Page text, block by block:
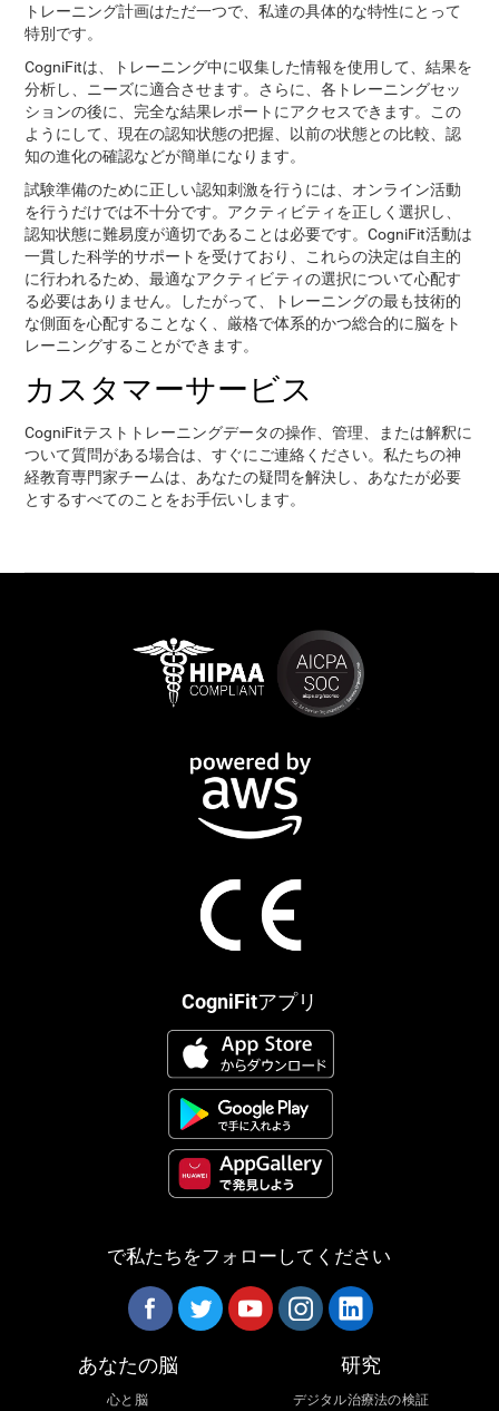
トレーニング計画はただ一つで、私達の具体的な特性にとって
特別です。
CogniFitは、トレーニング中に収集した情報を使用して、結果を
分析し、ニーズに適合させます。さらに、各トレーニングセッ
ションの後に、完全な結果レポートにアクセスできます。この
ようにして、現在の認知状態の把握、以前の状態との比較、認
知の進化の確認などが簡単になります。
試験準備のために正しい認知刺激を行うには、オンライン活動
を行うだけでは不十分です。アクティビティを正しく選択し、
認知状態に難易度が適切であることは必要です。CogniFit活動は
一貫した科学的サポートを受けており、これらの決定は自主的
に行われるため、最適なアクティビティの選択について心配す
る必要はありません。したがって、トレーニングの最も技術的
な側面を心配することなく、厳格で体系的かつ総合的に脳をト
レーニングすることができます。
カスタマーサービス
CogniFitテストトレーニングデータの操作、管理、または解釈に
ついて質問がある場合は、すぐにご連絡ください。私たちの神
経教育専門家チームは、あなたの疑問を解決し、あなたが必要
とするすべてのことをお手伝いします。
CogniFitアプリ
で私たちをフォローしてください
あなたの脳
心と脳
研究
デジタル治療法の検証